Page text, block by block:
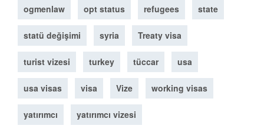
ogmenlaw opt status refugees state
statü değişimi syria Treaty visa
turist vizesi turkey tüccar usa
usa visas visa Vize working visas
yatırımcı yatırımcı vizesi